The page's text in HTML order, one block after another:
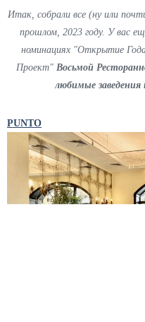
Итак, собрали все (ну или
прошлом, 2023 году. У вас
номинациях "Открытие
Проект" Восьмой
любимые заведения
PUNTO